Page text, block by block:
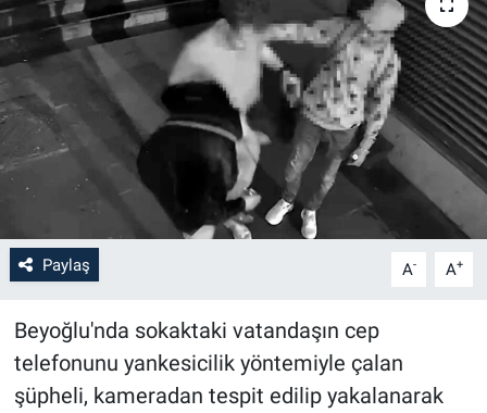
Paylaş A- A+
Beyoğlu'nda sokaktaki vatandaşın cep
telefonunu yankesicilik yöntemiyle çalan
şüpheli, kameradan tespit edilip yakalanarak